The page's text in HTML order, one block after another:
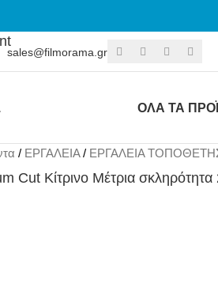
sales@filmorama.gr
ΟΛΑ ΤΑ
ΕΡΓΑΛΕΙΑ ΕΡΓΑΛΕΙΑ